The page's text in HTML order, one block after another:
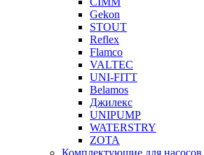
Gekon
STOUT
Reflex
Flamco
VALTEC
UNI-FITT
Belamos
Джилекс
UNIPUMP
WATERSTRY
ZOTA
Комплектующие для насосов